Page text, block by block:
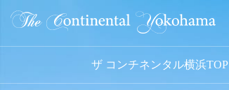
ザ コンチネンタル横浜TOP